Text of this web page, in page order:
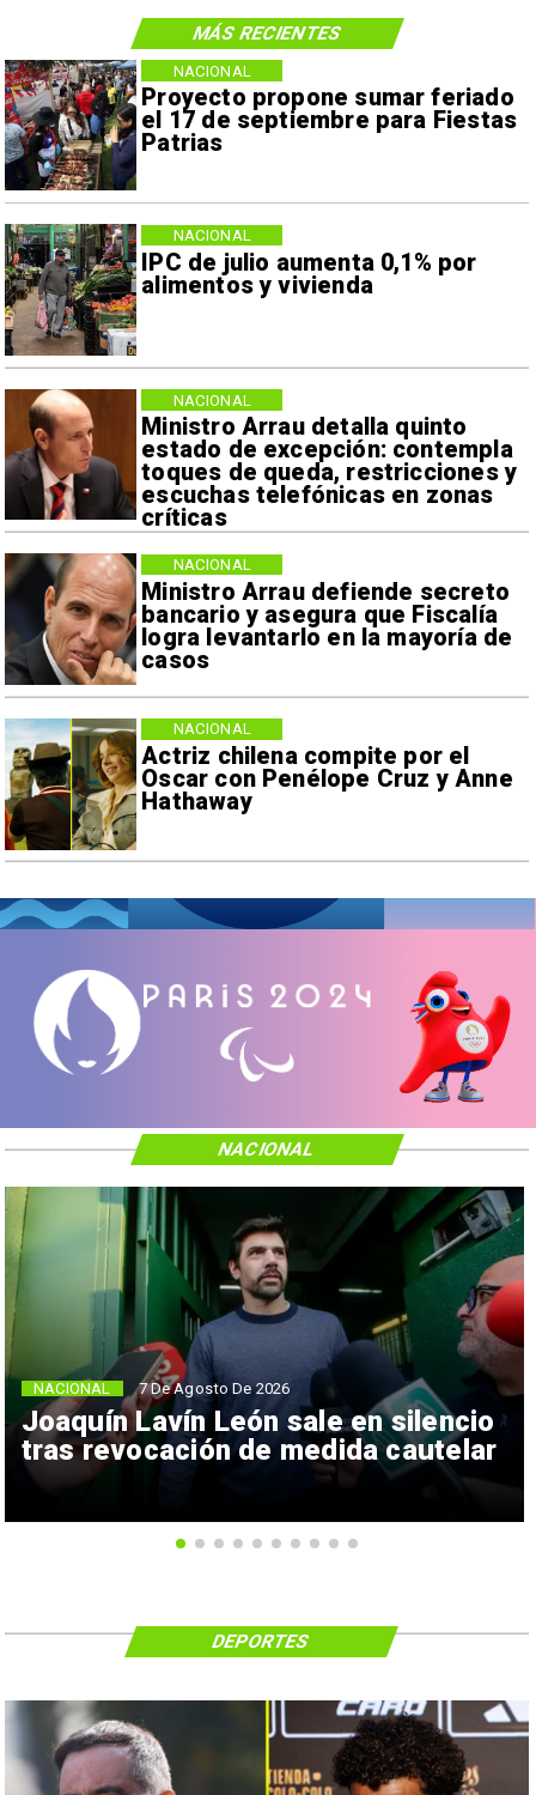
Proyecto propone sumar feriado
el 17 de septiembre para Fiestas
Patrias
NACIONAL
IPC de julio aumenta 0,1% por
alimentos y vivienda
NACIONAL
Ministro Arrau detalla quinto
estado de excepción: contempla
toques de queda, restricciones y
escuchas telefónicas en zonas
críticas
NACIONAL
Ministro Arrau defiende secreto
bancario y asegura que Fiscalía
logra levantarlo en la mayoría de
casos
NACIONAL
Actriz chilena compite por el
Oscar con Penélope Cruz y Anne
Hathaway
NACIONAL
MÁS RECIENTES
Joaquín Lavín León sale en silencio
tras revocación de medida cautelar
NACIONAL 7 De Agosto De 2026
NACIONAL
DEPORTES